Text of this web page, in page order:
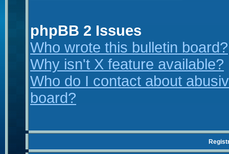
phpBB 2 Issues
Who wrote this bulletin board?
Why isn't X feature available?
Who do I contact about
board?